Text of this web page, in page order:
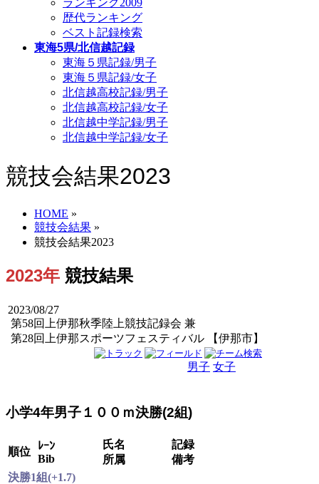
ランキング2009
歴代ランキング
ベスト記録検索
東海5県/北信越記録
東海５県記録/男子
東海５県記録/女子
北信越高校記録/男子
北信越高校記録/女子
北信越中学記録/男子
北信越中学記録/女子
競技会結果2023
HOME »
競技会結果 »
競技会結果2023
2023年 競技結果
2023/08/27
第58回上伊那秋季陸上競技記録会 兼
第28回上伊那スポーツフェスティバル 【伊那市】
男子 女子
小学4年男子１００ｍ決勝(2組)
順位
ﾚｰﾝ
Bib
氏名
所属
記録
備考
決勝1組(+1.7)